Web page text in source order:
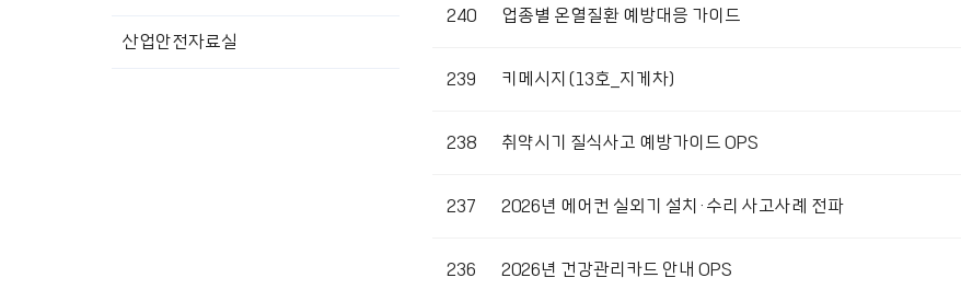
산업안전자료실
240 업종별 온열질환 예방대응 가이드
239 키메시지(13호_지게차)
238 취약시기 질식사고 예방가이드 OPS
237 2026년 에어컨 실외기 설치·수리 사고사례 전파
236 2026년 건강관리카드 안내 OPS